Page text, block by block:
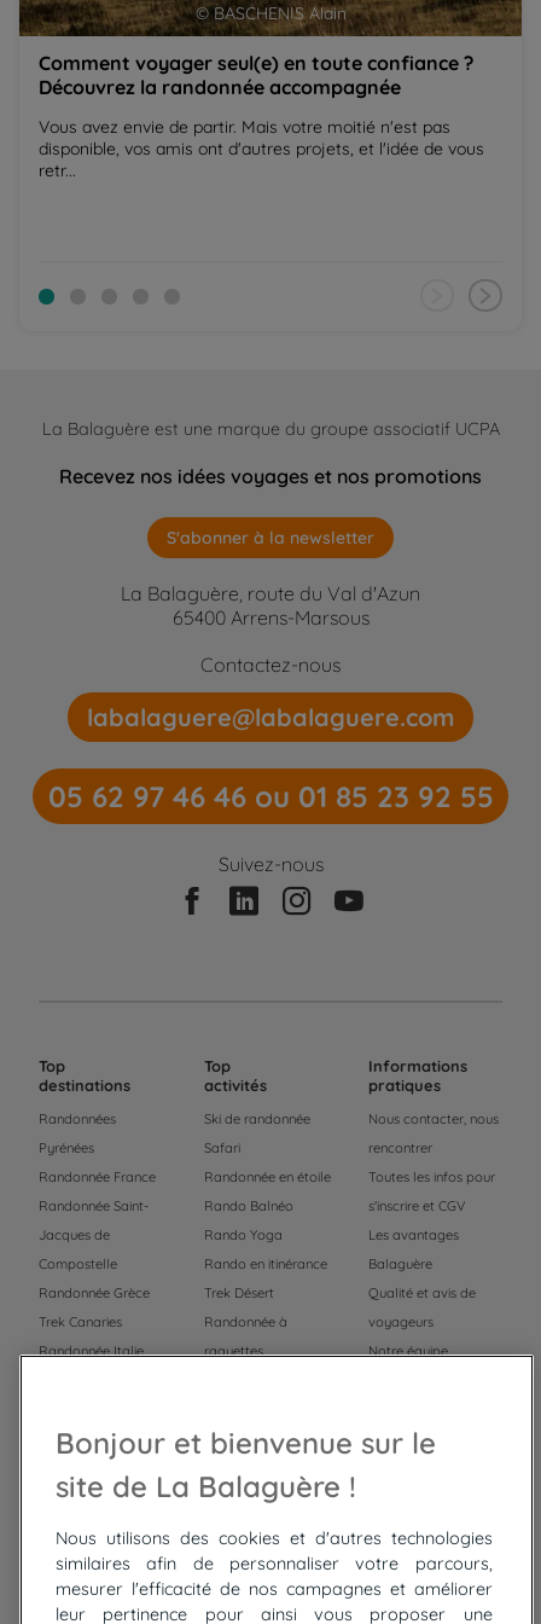
© BASCHENIS Alain
Comment voyager seul(e) en toute confiance ?
Découvrez la randonnée accompagnée
Vous avez envie de partir. Mais votre moitié n'est pas
disponible, vos amis ont d'autres projets, et l'idée de vous
retr...
La Balaguère est une marque du groupe associatif UCPA
Recevez nos idées voyages et nos promotions
S'abonner à la newsletter
La Balaguère, route du Val d'Azun
65400 Arrens-Marsous
Contactez-nous
labalaguere@labalaguere.com
05 62 97 46 46 ou 01 85 23 92 55
Suivez-nous
Top
destinations
Randonnées
Pyrénées
Randonnée France
Randonnée Saint-
Jacques de
Compostelle
Randonnée Grèce
Trek Canaries
Randonnée Italie
Trek Mauritanie
Top
activités
Ski de randonnée
Safari
Randonnée en étoile
Rando Balnéo
Rando Yoga
Rando en itinérance
Trek Désert
Randonnée à
raquettes
Trek
Informations
pratiques
Nous contacter, nous
rencontrer
Toutes les infos pour
s'inscrire et CGV
Les avantages
Balaguère
Qualité et avis de
voyageurs
Notre équipe
Top
circuits
Tour du lac de Constance à vélo
Cyclades : Amorgos et Naxos
Bonjour et bienvenue sur le
site de La Balaguère !
Nous utilisons des cookies et d'autres technologies
similaires afin de personnaliser votre parcours,
mesurer l'efficacité de nos campagnes et améliorer
leur pertinence pour ainsi vous proposer une